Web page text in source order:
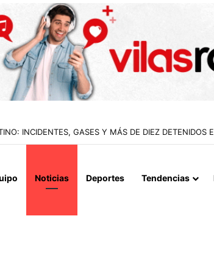
DE RELACIONES CONSULARES Y AVANZAN
Noticias Deportes Tendencias